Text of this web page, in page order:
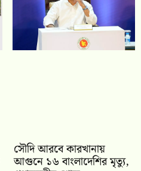
সৌদি আরবে কারখানায়
আগুনে ১৬ বাংলাদেশির মৃত্যু,